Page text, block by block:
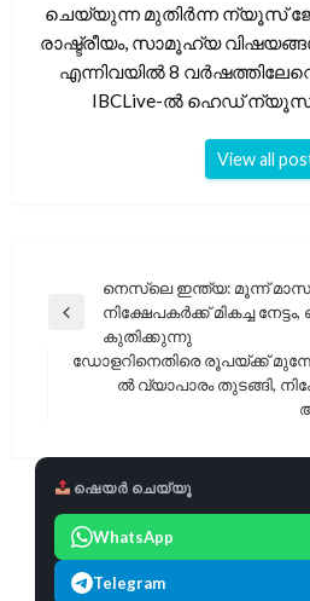
ചെയ്യുന്ന മുതിർന്ന ന്യൂസ്
രാഷ്ട്രീയം, സാമൂഹ്യ
എന്നിവയിൽ 8
IBCLive-ൽ ഹെഡ്
View all
പോസ്റ്റുകളിലൂടെ
Previous
നെസ്‌ലെ ഇന്ത്യ: മൂന്ന്
നിക്ഷേപകർക്ക് മികച്ച
കുതിക്കുന്നു
ഡോളറിനെതിരെ രൂപയ്ക്ക്
ൽ വ്യാപാരം തുടങ്ങി,
ഷെയർ ചെയ്യൂ
WhatsApp
Telegram